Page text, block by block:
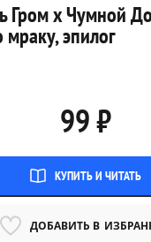
Гром x Чумной
мраку, эпилог
99 ₽
КУПИТЬ И ЧИТАТЬ
ДОБАВИТЬ В